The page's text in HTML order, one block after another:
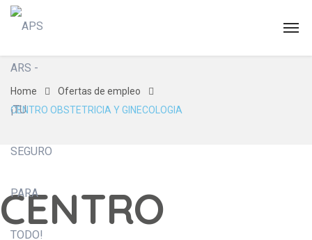
Home
Ofertas de empleo
CENTRO OBSTETRICIA Y GINECOLOGIA
CENTRO